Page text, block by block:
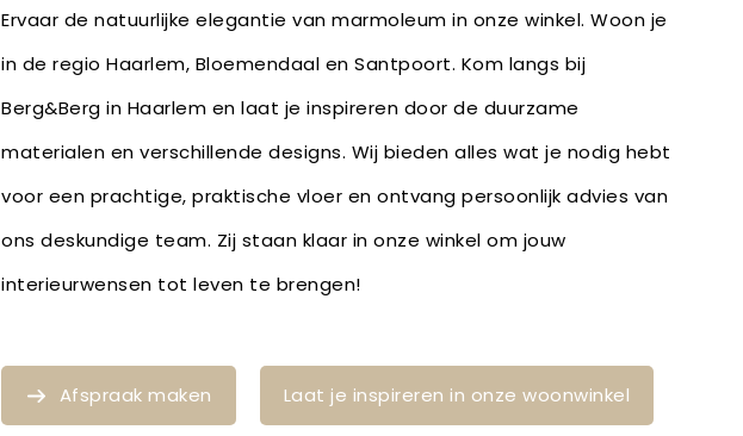
Ervaar de natuurlijke elegantie van marmoleum in onze winkel. Woon je
in de regio Haarlem, Bloemendaal en Santpoort. Kom langs bij
Berg&Berg in Haarlem en laat je inspireren door de duurzame
materialen en verschillende designs. Wij bieden alles wat je nodig hebt
voor een prachtige, praktische vloer en ontvang persoonlijk advies van
ons deskundige team. Zij staan klaar in onze winkel om jouw
interieurwensen tot leven te brengen!
Afspraak maken Laat je inspireren in onze woonwinkel